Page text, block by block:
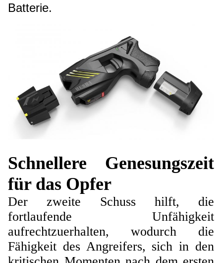
Batterie.
Schnellere Genesungszeit
für das Opfer
Der zweite Schuss hilft, die
fortlaufende Unfähigkeit
aufrechtzuerhalten, wodurch die
Fähigkeit des Angreifers, sich in den